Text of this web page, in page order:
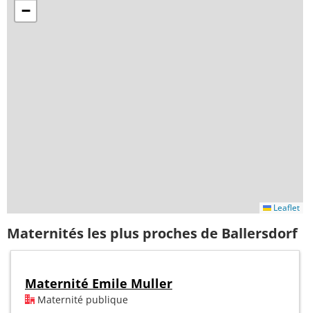
−
Leaflet
Maternités les plus proches de Ballersdorf
Maternité Emile Muller
Maternité publique